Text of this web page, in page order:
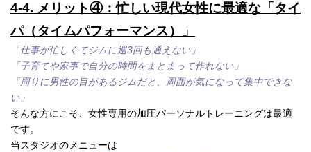
4-4. メリット④：忙しい現代女性に最適な「タイ
パ（タイムパフォーマンス）」
「仕事が忙しくてジムに週3回も通えない」
「子育てや家事で自分の時間をまとまって作れない」
「周りに男性の目があるジムだと、周囲が気になって集中できな
い」
そんな方にこそ、女性専用の加圧パーソナルトレーニングは最適
です。
当スタジオのメニューは